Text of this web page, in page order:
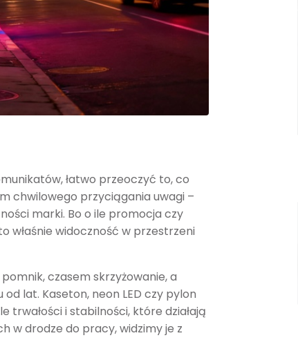
łatwo przeoczyć to, co
chwilowego przyciągania uwagi –
marki. Bo o ile promocja czy
właśnie widoczność w przestrzeni
czasem skrzyżowanie, a
lat. Kaseton, neon LED czy pylon
trwałości i stabilności, które działają
w drodze do pracy, widzimy je z